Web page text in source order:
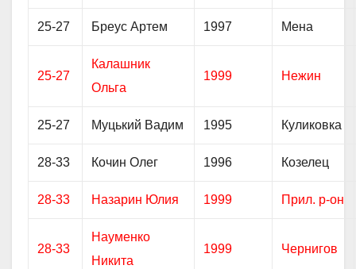
25-27 Бреус Артем 1997 Мена
25-27
Калашник
Ольга
1999 Нежин
25-27 Муцький Вадим 1995 Куликовка
28-33 Кочин Олег 1996 Козелец
28-33 Назарин Юлия 1999 Прил. р-он
28-33
Науменко
Никита
1999 Чернигов